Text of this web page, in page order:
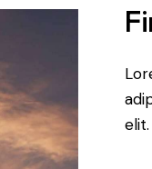
elit.